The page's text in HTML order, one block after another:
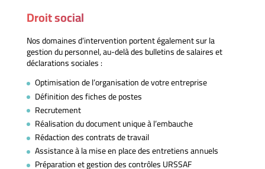
Droit social
Nos domaines d’intervention portent également sur la
gestion du personnel, au-delà des bulletins de salaires et
déclarations sociales :
Optimisation de l’organisation de votre entreprise
Définition des fiches de postes
Recrutement
Réalisation du document unique à l’embauche
Rédaction des contrats de travail
Assistance à la mise en place des entretiens annuels
Préparation et gestion des contrôles URSSAF